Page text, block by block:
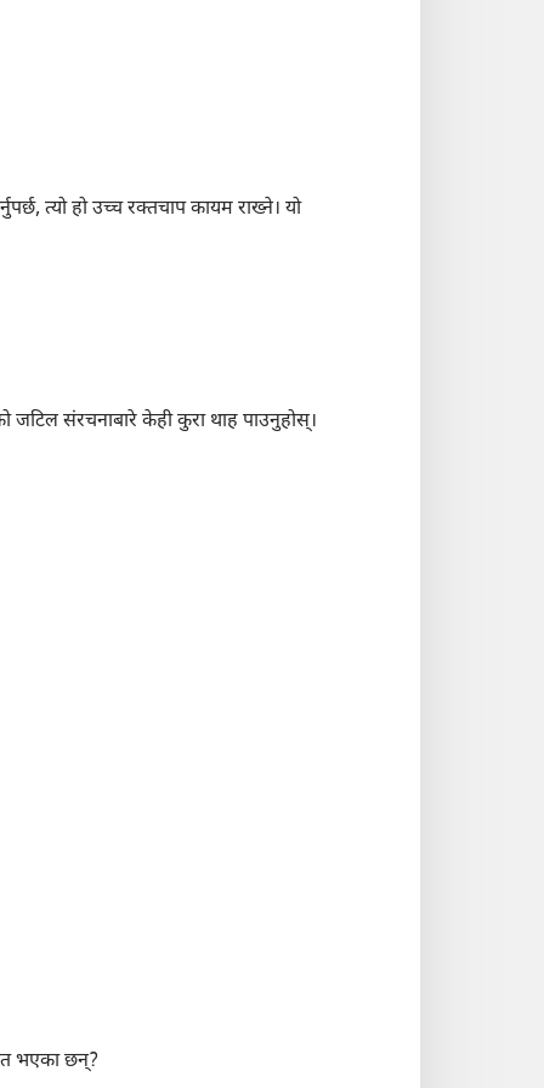
त्यो हो उच्च रक्‍तचाप कायम राख्ने। यो
संरचनाबारे केही कुरा थाह पाउनुहोस्‌।
भएका छन्‌?